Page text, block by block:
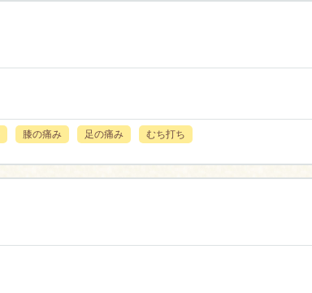
膝の痛み 足の痛み むち打ち